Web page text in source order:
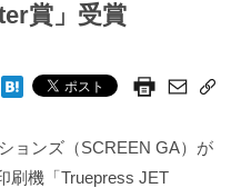
賞」受賞
ョンズ（SCREEN GA）が
刷機「Truepress JET